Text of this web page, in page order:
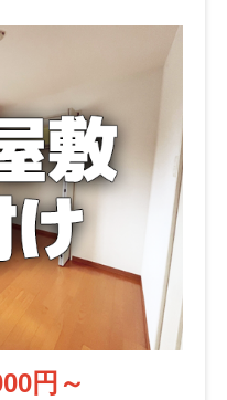
円～